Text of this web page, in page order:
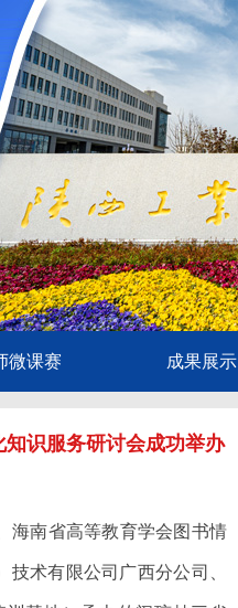
微课赛 成果展示
识服务研讨会成功举办
海南省高等教育学会图书情
术有限公司广西分公司、